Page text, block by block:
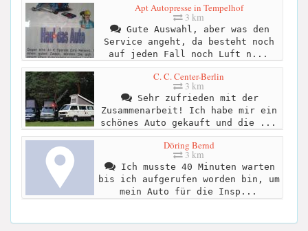
Apt Autopresse in Tempelhof
3 km
Gute Auswahl, aber was den
Service angeht, da besteht noch
auf jeden Fall noch Luft n...
C. C. Center-Berlin
3 km
Sehr zufrieden mit der
Zusammenarbeit! Ich habe mir ein
schönes Auto gekauft und die ...
Döring Bernd
3 km
Ich musste 40 Minuten warten
bis ich aufgerufen worden bin, um
mein Auto für die Insp...